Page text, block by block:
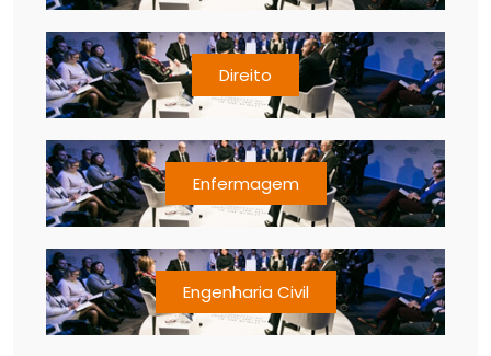
Direito
Enfermagem
Engenharia Civil